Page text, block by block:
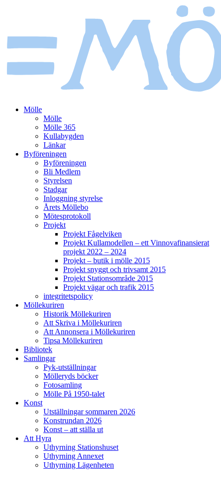
Mölle
Mölle
Mölle 365
Kullabygden
Länkar
Byföreningen
Byföreningen
Bli Medlem
Styrelsen
Stadgar
Inloggning styrelse
Årets Möllebo
Mötesprotokoll
Projekt
Projekt Fågelviken
Projekt Kullamodellen – ett Vinnovafinansierat
projekt 2022 – 2024
Projekt – butik i mölle 2015
Projekt snyggt och trivsamt 2015
Projekt Stationsområde 2015
Projekt vägar och trafik 2015
integritetspolicy
Möllekuriren
Historik Möllekuriren
Att Skriva i Möllekuriren
Att Annonsera i Möllekuriren
Tipsa Möllekuriren
Bibliotek
Samlingar
Pyk-utställningar
Mölleryds böcker
Fotosamling
Mölle På 1950-talet
Konst
Utställningar sommaren 2026
Konstrundan 2026
Konst – att ställa ut
Att Hyra
Uthyrning Stationshuset
Uthyrning Annexet
Uthyrning Lägenheten